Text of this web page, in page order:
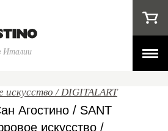
Италии
искусство / DIGITALART
Агостино / SANT
искусство /